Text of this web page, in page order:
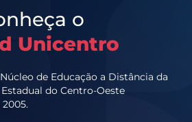
o
Unicentro
de Educação a Distância da
do Centro-Oeste